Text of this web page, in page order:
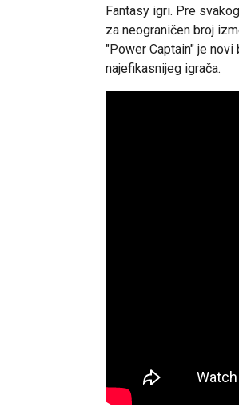
Fantasy igri. Pre
za neograničen broj
"Power Captain" je
najefikasnijeg igrača.